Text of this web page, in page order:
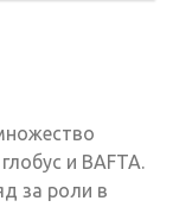
и BAFTA.
за роли в